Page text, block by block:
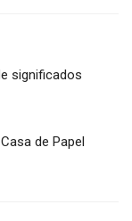
significados
de Papel